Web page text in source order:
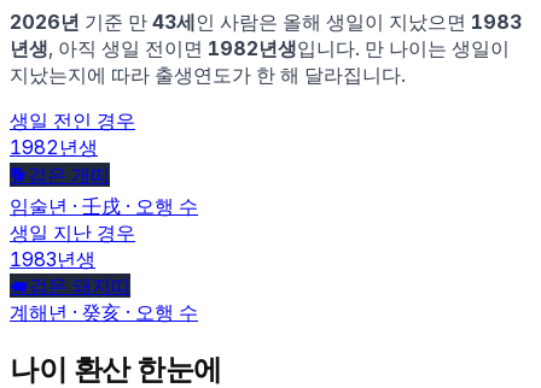
2026년 기준 만 43세인 사람은 올해 생일이 지났으면 1983
년생, 아직 생일 전이면 1982년생입니다. 만 나이는 생일이
지났는지에 따라 출생연도가 한 해 달라집니다.
생일 전인 경우
1982 년생
🐕검은 개띠
임술년 · 壬戌 · 오행 수
생일 지난 경우
1983년생
🐖검은 돼지띠
계해 년 · 癸亥 · 오행 수
나이 환산 한눈에